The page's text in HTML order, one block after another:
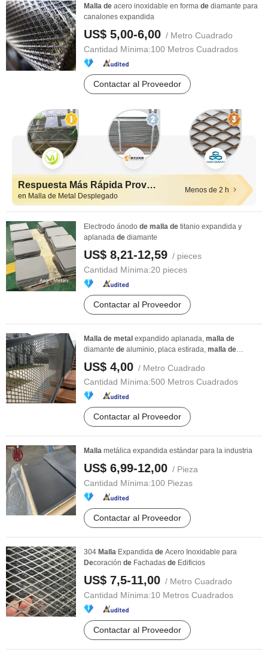
Malla de acero inoxidable en forma de diamante para
canalones expandida
US$ 5,00-6,00 / Metro Cuadrado
Cantidad Mínima:100 Metros Cuadrados
Contactar al Proveedor
Respuesta Más Rápida Proveedores
en Malla de Metal Desplegado
Menos de 2 h
Electrodo ánodo de malla de titanio expandida y
aplanada de diamante
US$ 8,21-12,59 / pieces
Cantidad Mínima:20 pieces
Contactar al Proveedor
Malla de metal expandido aplanada, malla de
diamante de aluminio, placa estirada, malla de
alambre ...
US$ 4,00 / Metro Cuadrado
Cantidad Mínima:500 Metros Cuadrados
Contactar al Proveedor
Malla metálica expandida estándar para la industria
US$ 6,99-12,00 / Pieza
Cantidad Mínima:100 Piezas
Contactar al Proveedor
304 Malla Expandida de Acero Inoxidable para
Decoración de Fachadas de Edificios
US$ 7,5-11,00 / Metro Cuadrado
Cantidad Mínima:10 Metros Cuadrados
Contactar al Proveedor